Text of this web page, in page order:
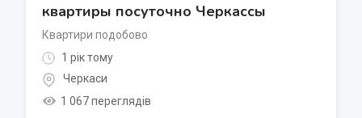
квартиры посуточно Черкассы
Квартири подобово
1 рік тому
Черкаси
1 067 переглядів